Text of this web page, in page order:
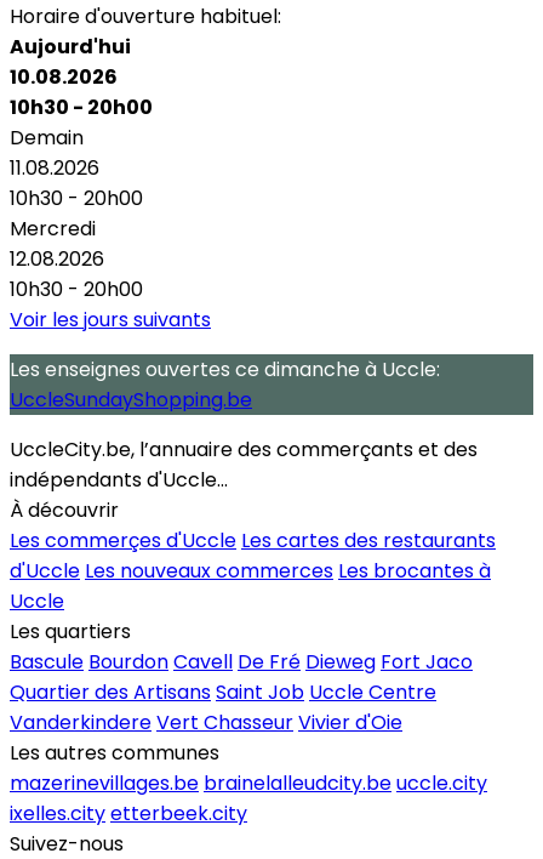
Horaire d'ouverture habituel:
Aujourd'hui
10.08.2026
10h30 - 20h00
Demain
11.08.2026
10h30 - 20h00
Mercredi
12.08.2026
10h30 - 20h00
Voir les jours suivants
Les enseignes ouvertes ce dimanche à Uccle:
UccleSundayShopping.be
UccleCity.be, l’annuaire des commerçants et des
indépendants d'Uccle...
À découvrir
Les commerçes d'Uccle Les cartes des restaurants
d'Uccle Les nouveaux commerces Les brocantes à
Uccle
Les quartiers
Bascule BourdonCavell De Fré Dieweg Fort Jaco
Quartier des ArtisansSaint Job Uccle Centre
VanderkindereVert ChasseurVivier d'Oie
Les autres communes
mazerinevillages.be brainelalleudcity.beuccle.city
ixelles.cityetterbeek.city
Suivez-nous